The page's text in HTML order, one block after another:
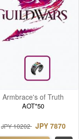
Armbrace's of Truth
AOT*50
JPY 10202 JPY 7870